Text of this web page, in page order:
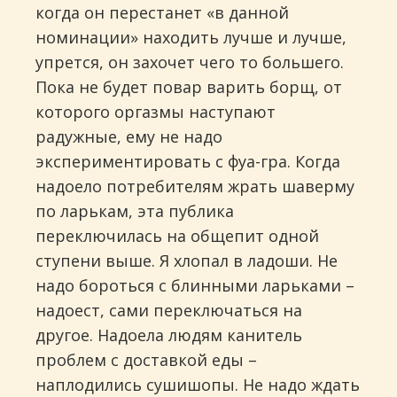
когда он перестанет «в данной
номинации» находить лучше и лучше,
упрется, он захочет чего то большего.
Пока не будет повар варить борщ, от
которого оргазмы наступают
радужные, ему не надо
экспериментировать с фуа-гра. Когда
надоело потребителям жрать шаверму
по ларькам, эта публика
переключилась на общепит одной
ступени выше. Я хлопал в ладоши. Не
надо бороться с блинными ларьками –
надоест, сами переключаться на
другое. Надоела людям канитель
проблем с доставкой еды –
наплодились сушишопы. Не надо ждать